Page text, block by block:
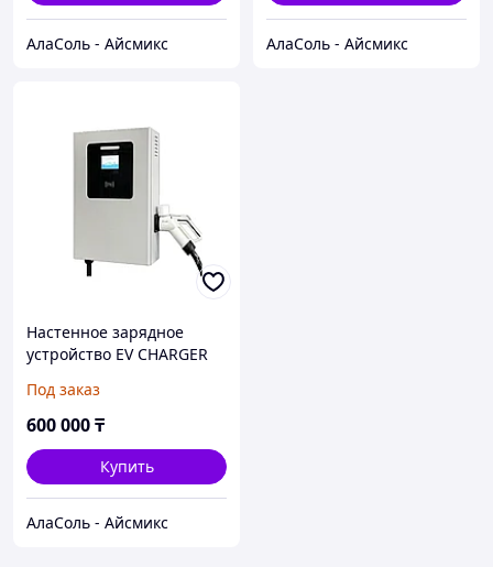
АлаСоль - Айсмикс АлаСоль - Айсмикс
Настенное зарядное
устройство EV CHARGER
Hongqi E-QM5, 20 кВт,
коннектор GB/T, 380В
Под заказ
600 000₸
Купить
АлаСоль - Айсмикс